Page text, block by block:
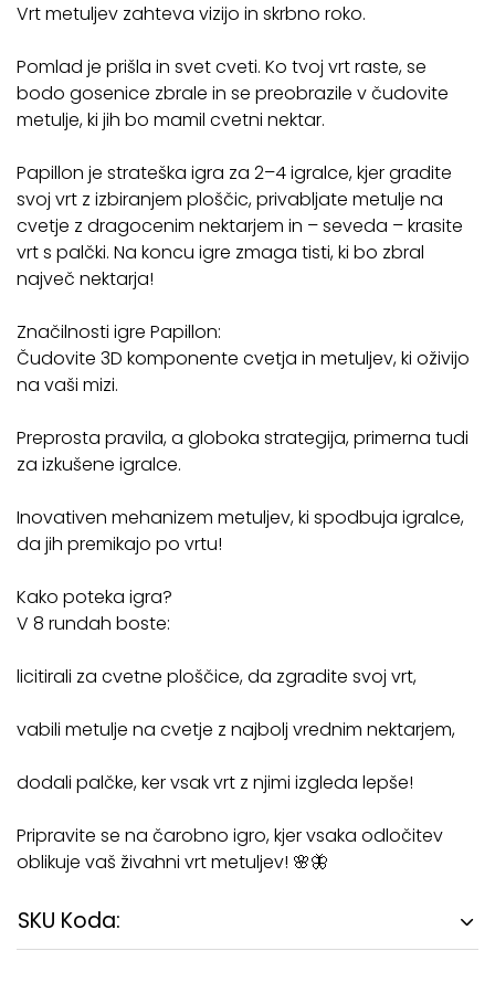
Vrt metuljev zahteva vizijo in skrbno roko.
Pomlad je prišla in svet cveti. Ko tvoj vrt raste, se
bodo gosenice zbrale in se preobrazile v čudovite
metulje, ki jih bo mamil cvetni nektar.
Papillon je strateška igra za 2–4 igralce, kjer gradite
svoj vrt z izbiranjem ploščic, privabljate metulje na
cvetje z dragocenim nektarjem in – seveda – krasite
vrt s palčki. Na koncu igre zmaga tisti, ki bo zbral
največ nektarja!
Značilnosti igre Papillon:
Čudovite 3D komponente cvetja in metuljev, ki oživijo
na vaši mizi.
Preprosta pravila, a globoka strategija, primerna tudi
za izkušene igralce.
Inovativen mehanizem metuljev, ki spodbuja igralce,
da jih premikajo po vrtu!
Kako poteka igra?
V 8 rundah boste:
licitirali za cvetne ploščice, da zgradite svoj vrt,
vabili metulje na cvetje z najbolj vrednim nektarjem,
dodali palčke, ker vsak vrt z njimi izgleda lepše!
Pripravite se na čarobno igro, kjer vsaka odločitev
oblikuje vaš živahni vrt metuljev! 🌸🦋
SKU Koda: